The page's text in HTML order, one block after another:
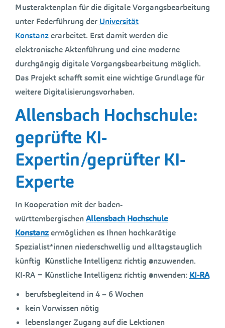
Musteraktenplan für die digitale Vorgangsbearbeitung
unter Federführung der Universität
Konstanzerarbeitet. Erst damit werden die
elektronische Aktenführung und eine moderne
durchgängig digitale Vorgangsbearbeitung möglich.
Das Projekt schafft somit eine wichtige Grundlage für
weitere Digitalisierungsvorhaben.
Allensbach Hochschule:
geprüfte KI-
Expertin/geprüfter KI-
Experte
In Kooperation mit der baden-
württembergischen Allensbach Hochschule
Konstanzermöglichen es Ihnen hochkarätige
Spezialist*innen niederschwellig und alltagstauglich
künftig Künstliche Intelligenz richtig anzuwenden.
KI-RA = Künstliche Intelligenz richtig anwenden: KI-RA
berufsbegleitend in 4 – 6 Wochen
kein Vorwissen nötig
lebenslanger Zugang auf die Lektionen